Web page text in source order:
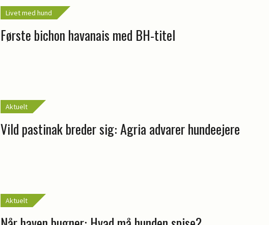
Livet med hund
Første bichon havanais med BH-titel
Aktuelt
Vild pastinak breder sig: Agria advarer hundeejere
Aktuelt